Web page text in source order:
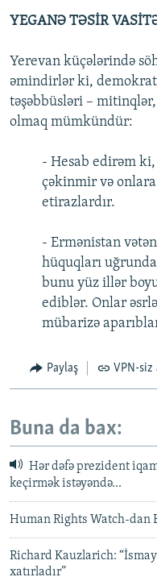
YEGANƏ TƏSİR
Yerevan küçələrində
əmindirlər ki,
təşəbbüsləri –
olmaq mümkündür:
- Hesab edirəm
çəkinmir və
etirazlardır.
- Ermənistan
hüquqları
bunu yüz illər
ediblər. Onlar
mübarizə
Paylaş VPN-siz
Buna da bax:
Hər dəfə prezident
keçirmək istəyəndə...
Human Rights Watch-dan
Richard Kauzlarich:
xatırladır”